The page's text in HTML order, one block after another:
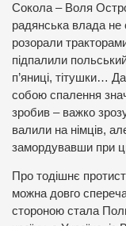
Сокола – Воля
радянська влада не
розорали
підпалили
п’яниці, тітушки…
собою спалення
зробив – важко
валили на німців,
замордувавши при
Про тодішнє
можна довго
стороною стала